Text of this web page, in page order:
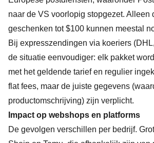
naar de VS voorlopig stopgezet. Alleen
geschenken tot $100 kunnen meestal
Bij expresszendingen via koeriers
de situatie eenvoudiger: elk pakket
met het geldende tarief en regulier
flat fees, maar de juiste gegevens
productomschrijving) zijn verplicht.
Impact op webshops en platforms
De gevolgen verschillen per bedrijf.